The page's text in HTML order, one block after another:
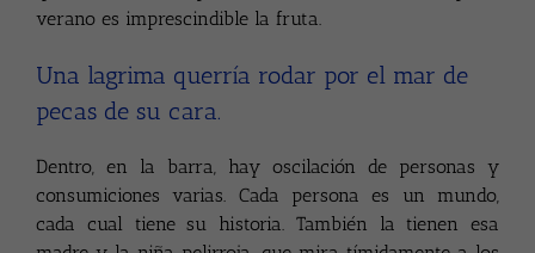
verano es imprescindible la fruta.
Una lagrima querría rodar por el mar de
pecas de su cara.
Dentro, en la barra, hay oscilación de personas y
consumiciones varias. Cada persona es un mundo,
cada cual tiene su historia. También la tienen esa